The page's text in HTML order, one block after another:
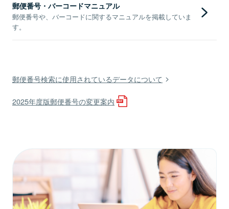
郵便番号・バーコードマニュアル
郵便番号や、バーコードに関するマニュアルを掲載していま
す。
郵便番号検索に使用されているデータについて
2025年度版郵便番号の変更案内